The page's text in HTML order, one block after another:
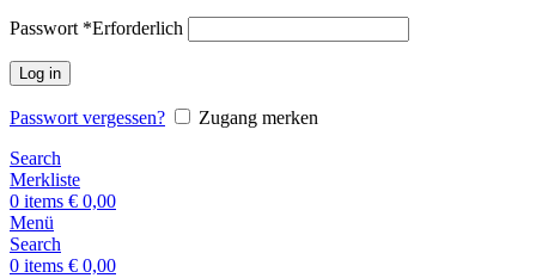
Passwort *Erforderlich
Log in
Passwort vergessen?
Zugang merken
Search
Merkliste
0 items € 0,00
Menü
Search
0 items € 0,00